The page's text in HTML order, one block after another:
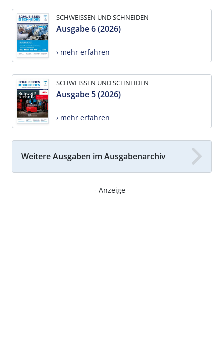
SCHWEISSEN UND SCHNEIDEN
Ausgabe 6 (2026)
› mehr erfahren
SCHWEISSEN UND SCHNEIDEN
Ausgabe 5 (2026)
› mehr erfahren
Weitere Ausgaben im Ausgabenarchiv
- Anzeige -